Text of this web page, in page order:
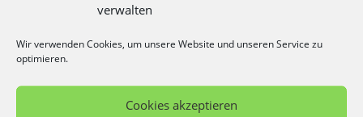
verwalten
Wir verwenden Cookies, um unsere Website und unseren Service zu
optimieren.
Cookies akzeptieren
Passwort
Erinnern Sie sich an mich